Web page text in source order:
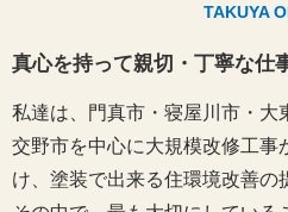
TAKUYA
真心を持って親切・丁寧な仕
私達は、門真市・寝屋川市・大
交野市を中心に大規模改修工事
け、塗装で出来る住環境改善の